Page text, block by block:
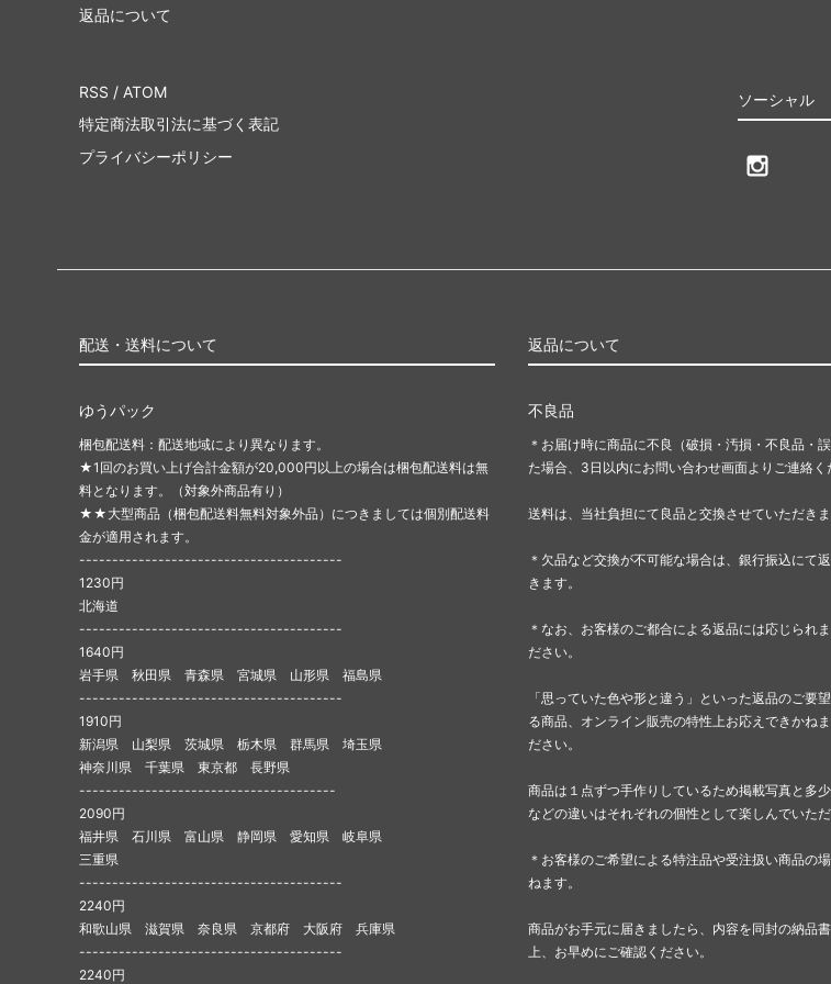
返品について
ソーシャル
RSS / ATOM
特定商法取引法に基づく表記
プライバシーポリシー
配送・送料について
ゆうパック
梱包配送料：配送地域により異なります。
★1回のお買い上げ合計金額が20,000円以上の場合は梱包配送料は無
料となります。（対象外商品有り）
★★大型商品（梱包配送料無料対象外品）につきましては個別配送料
金が適用されます。
----------------------------------------
1230円
北海道
----------------------------------------
1640円
岩手県 秋田県 青森県 宮城県 山形県 福島県
----------------------------------------
1910円
新潟県 山梨県 茨城県 栃木県 群馬県 埼玉県
神奈川県 千葉県 東京都 長野県
---------------------------------------
2090円
福井県 石川県 富山県 静岡県 愛知県 岐阜県
三重県
----------------------------------------
2240円
和歌山県 滋賀県 奈良県 京都府 大阪府 兵庫県
----------------------------------------
2240円
返品について
不良品
＊お届け時に商品に不良（破損・汚損・不良品・
た場合、3日以内にお問い合わせ画面よりご連絡く
送料は、当社負担にて良品と交換させていただきま
＊欠品など交換が不可能な場合は、銀行振込にて
きます。
＊なお、お客様のご都合による返品には応じられ
ださい。
「思っていた色や形と違う」といった返品のご要
る商品、オンライン販売の特性上お応えできかね
ださい。
商品は１点ずつ手作りしているため掲載写真と多
などの違いはそれぞれの個性として楽しんでいただ
＊お客様のご希望による特注品や受注扱い商品の
ねます。
商品がお手元に届きましたら、内容を同封の納品
上、お早めにご確認ください。